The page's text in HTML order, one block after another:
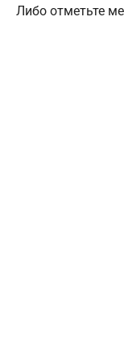
Либо отметьте